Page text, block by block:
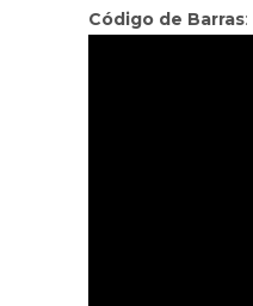
Código de Barras